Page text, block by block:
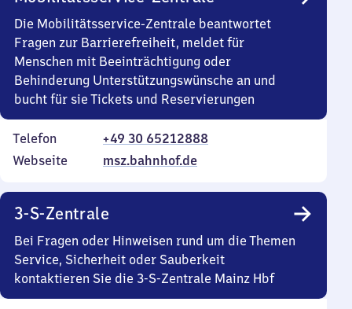
Die Mobilitätsservice-Zentrale beantwortet
Fragen zur Barrierefreiheit, meldet für
Menschen mit Beeinträchtigung oder
Behinderung Unterstützungswünsche an und
bucht für sie Tickets und Reservierungen
Telefon
+49 30 65212888
Webseite
msz.bahnhof.de
3-S-Zentrale
Bei Fragen oder Hinweisen rund um die Themen
Service, Sicherheit oder Sauberkeit
kontaktieren Sie die 3-S-Zentrale Mainz Hbf